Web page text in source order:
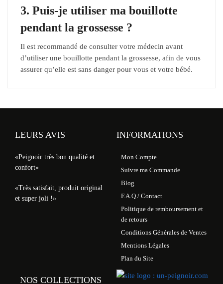
3. Puis-je utiliser ma bouillotte
pendant la grossesse ?
Il est recommandé de consulter votre médecin avant
d’utiliser une bouillotte pendant la grossesse, afin de vous
assurer qu’elle est sans danger pour vous et votre bébé.
LEURS AVIS
«Peignoir très bon qualité et
confort»
«Très satisfait, produit original
et super joli !»
INFORMATIONS
Mon Compte
Suivre ma Commande
Blog
F.A.Q / Contact
Politique de remboursement et
de retours
Conditions Générales de Ventes
Mentions Légales
Plan du Site
NOS COLLECTIONS